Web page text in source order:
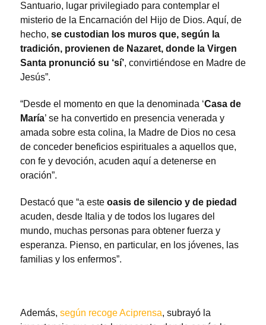
Santuario, lugar privilegiado para contemplar el
misterio de la Encarnación del Hijo de Dios. Aquí, de
hecho, se custodian los muros que, según la
tradición, provienen de Nazaret, donde la Virgen
Santa pronunció su ‘sí’, convirtiéndose en Madre de
Jesús”.
“Desde el momento en que la denominada ‘Casa de
María’ se ha convertido en presencia venerada y
amada sobre esta colina, la Madre de Dios no cesa
de conceder beneficios espirituales a aquellos que,
con fe y devoción, acuden aquí a detenerse en
oración”.
Destacó que “a este oasis de silencio y de piedad
acuden, desde Italia y de todos los lugares del
mundo, muchas personas para obtener fuerza y
esperanza. Pienso, en particular, en los jóvenes, las
familias y los enfermos”.
Además, según recoge Aciprensa, subrayó la